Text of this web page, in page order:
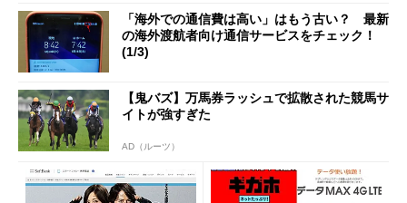
「海外での通信費は高い」はもう古い？ 最新
の海外渡航者向け通信サービスをチェック！
(1/3)
【鬼バズ】万馬券ラッシュで拡散された競馬サ
イトが強すぎた
AD（ルーツ）